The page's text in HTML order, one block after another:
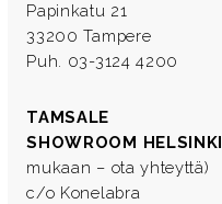
Papinkatu 21
33200 Tampere
Puh. 03-3124 4200
TAMSALE
SHOWROOM HELSINKI
mukaan – ota yhteyttä)
c/o Konelabra